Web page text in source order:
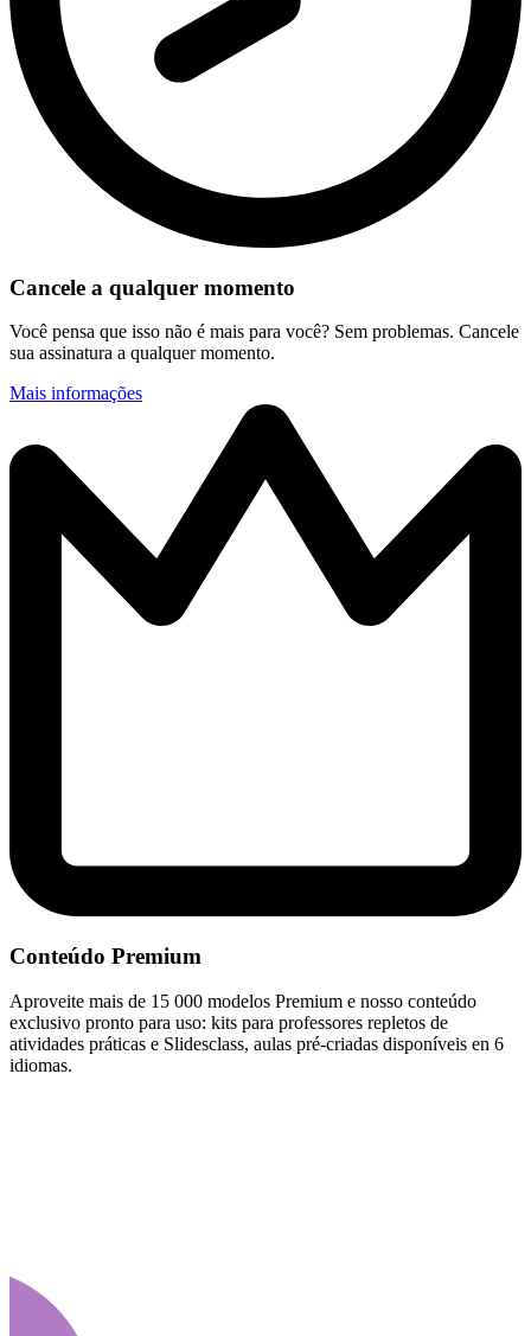
Cancele a qualquer momento
Você pensa que isso não é mais para você? Sem problemas. Cancele
sua assinatura a qualquer momento.
Mais informações
Conteúdo Premium
Aproveite mais de 15 000 modelos Premium e nosso conteúdo
exclusivo pronto para uso: kits para professores repletos de
atividades práticas e Slidesclass, aulas pré-criadas disponíveis en 6
idiomas.